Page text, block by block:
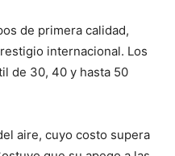
de primera calidad,
internacional. Los
de 30, 40 y hasta 50
aire, cuyo costo supera